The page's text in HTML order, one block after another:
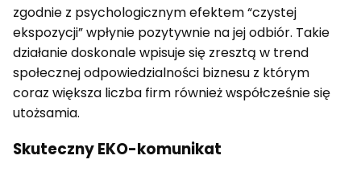
zgodnie z psychologicznym efektem “czystej
ekspozycji” wpłynie pozytywnie na jej odbiór. Takie
działanie doskonale wpisuje się zresztą w trend
społecznej odpowiedzialności biznesu z którym
coraz większa liczba firm również współcześnie się
utożsamia.
Skuteczny EKO-komunikat